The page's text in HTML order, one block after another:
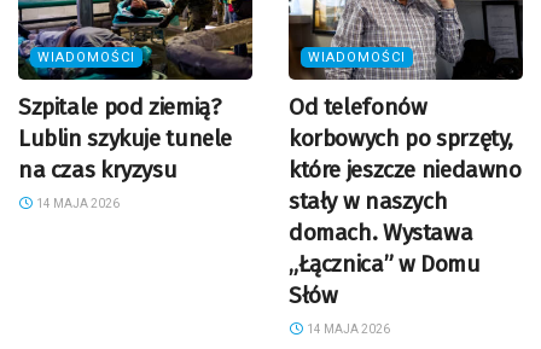
WIADOMOŚCI
Szpitale pod ziemią?
Lublin szykuje tunele
na czas kryzysu
14 MAJA 2026
WIADOMOŚCI
Od telefonów
korbowych po sprzęty,
które jeszcze niedawno
stały w naszych
domach. Wystawa
„Łącznica” w Domu
Słów
14 MAJA 2026